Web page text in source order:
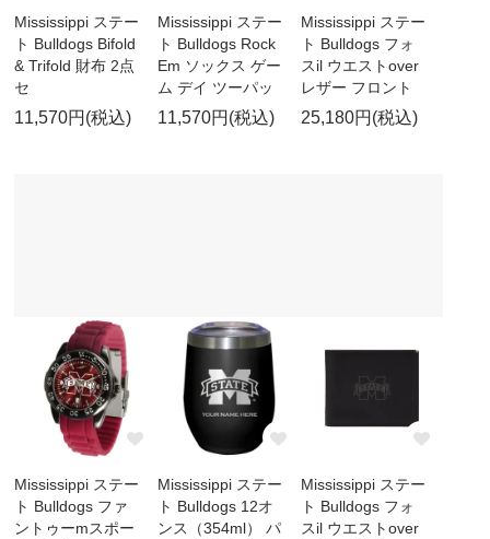
Mississippi ステー
ト Bulldogs Bifold
& Trifold 財布 2点
セ
11,570円(税込)
Mississippi ステー
ト Bulldogs Rock
Em ソックス ゲー
ム デイ ツーパッ
11,570円(税込)
Mississippi ステー
ト Bulldogs フォ
スil ウエストover
レザー フロント
25,180円(税込)
Mississippi ステー
ト Bulldogs ファ
ントゥーmスポー
Mississippi ステー
ト Bulldogs 12オ
ンス（354ml） パ
Mississippi ステー
ト Bulldogs フォ
スil ウエストover